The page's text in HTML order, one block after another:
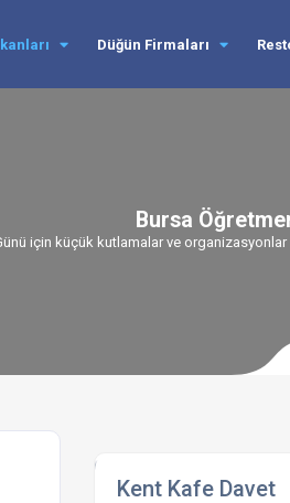
Düğün Firmaları
Bursa
için küçük kutlamalar ve
Kent Kafe Davet